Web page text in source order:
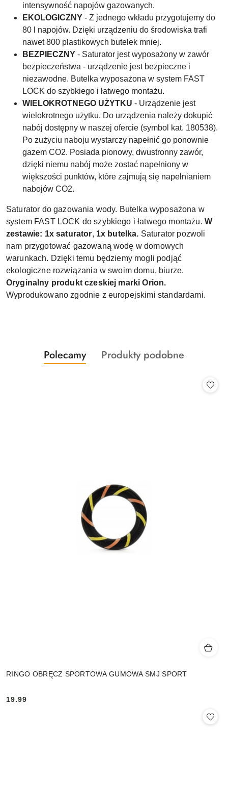
intensywność napojów gazowanych.
EKOLOGICZNY - Z jednego wkładu przygotujemy do
80 l napojów. Dzięki urządzeniu do środowiska trafi
nawet 800 plastikowych butelek mniej.
BEZPIECZNY - Saturator jest wyposażony w zawór
bezpieczeństwa - urządzenie jest bezpieczne i
niezawodne. Butelka wyposażona w system FAST
LOCK do szybkiego i łatwego montażu.
WIELOKROTNEGO UŻYTKU - Urządzenie jest
wielokrotnego użytku. Do urządzenia należy dokupić
nabój dostępny w naszej ofercie (symbol kat. 180538).
Po zużyciu naboju wystarczy napełnić go ponownie
gazem CO2. Posiada pionowy, dwustronny zawór,
dzięki niemu nabój może zostać napełniony w
większości punktów, które zajmują się napełnianiem
nabojów CO2.
Saturator do gazowania wody. Butelka wyposażona w
system FAST LOCK do szybkiego i łatwego montażu. W
zestawie: 1x saturator, 1x butelka. Saturator pozwoli
nam przygotować gazowaną wodę w domowych
warunkach. Dzięki temu będziemy mogli podjąć
ekologiczne rozwiązania w swoim domu, biurze.
Oryginalny produkt czeskiej marki Orion.
Wyprodukowano zgodnie z europejskimi standardami.
Pomiń karuzelę produktów
Produkty
o
Polecamy
Produkty
Produkty podobne
RINGO OBRĘCZ SPORTOWA GUMOWA SMJ SPORT
Cena:
19.99